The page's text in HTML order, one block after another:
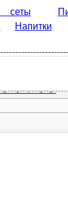
Завтраки